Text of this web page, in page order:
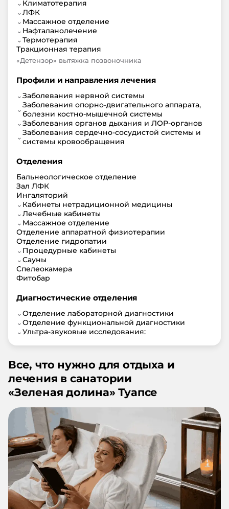
⌄ Климатотерапия
⌄ЛФК
⌄ Массажное отделение
⌄ Нафталанолечение
⌄Термотерапия
Тракционная терапия
«Детензор» вытяжка позвоночника
Профили и направления лечения
⌄Заболевания нервной системы
⌄Заболевания опорно-двигательного аппарата,
болезни костно-мышечной системы
⌄Заболевания органов дыхания и ЛОР-органов
⌄Заболевания сердечно-сосудистой системы и
системы кровообращения
Отделения
Бальнеологическое отделение
Зал ЛФК
Ингаляторий
⌄ Кабинеты нетрадиционной медицины
⌄Лечебные кабинеты
⌄ Массажное отделение
Отделение аппаратной физиотерапии
Отделение гидропатии
⌄ Процедурные кабинеты
⌄Сауны
Спелеокамера
Фитобар
Диагностические отделения
⌄Отделение лабораторной диагностики
⌄Отделение функциональной диагностики
⌄Ультра-звуковые исследования:
Все, что нужно для отдыха и
лечения в санатории
«Зеленая долина» Туапсе